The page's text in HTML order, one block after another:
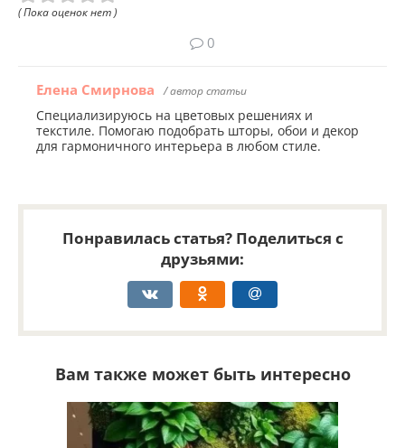
( Пока оценок нет )
0
Елена Смирнова / автор статьи
Специализируюсь на цветовых решениях и
текстиле. Помогаю подобрать шторы, обои и декор
для гармоничного интерьера в любом стиле.
Понравилась статья? Поделиться с
друзьями:
Вам также может быть интересно